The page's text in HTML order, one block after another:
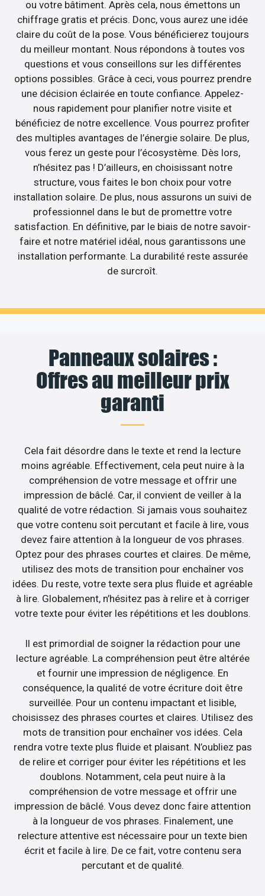
ou votre bâtiment. Après cela, nous émettons un
chiffrage gratis et précis. Donc, vous aurez une idée
claire du coût de la pose. Vous bénéficierez toujours
du meilleur montant. Nous répondons à toutes vos
questions et vous conseillons sur les différentes
options possibles. Grâce à ceci, vous pourrez prendre
une décision éclairée en toute confiance. Appelez-
nous rapidement pour planifier notre visite et
bénéficiez de notre excellence. Vous pourrez profiter
des multiples avantages de l’énergie solaire. De plus,
vous ferez un geste pour l’écosystème. Dès lors,
n’hésitez pas ! D’ailleurs, en choisissant notre
structure, vous faites le bon choix pour votre
installation solaire. De plus, nous assurons un suivi de
professionnel dans le but de promettre votre
satisfaction. En définitive, par le biais de notre savoir-
faire et notre matériel idéal, nous garantissons une
installation performante. La durabilité reste assurée
de surcroît.
Panneaux solaires :
Offres au meilleur prix
garanti
Cela fait désordre dans le texte et rend la lecture
moins agréable. Effectivement, cela peut nuire à la
compréhension de votre message et offrir une
impression de bâclé. Car, il convient de veiller à la
qualité de votre rédaction. Si jamais vous souhaitez
que votre contenu soit percutant et facile à lire, vous
devez faire attention à la longueur de vos phrases.
Optez pour des phrases courtes et claires. De même,
utilisez des mots de transition pour enchaîner vos
idées. Du reste, votre texte sera plus fluide et agréable
à lire. Globalement, n’hésitez pas à relire et à corriger
votre texte pour éviter les répétitions et les doublons.
Il est primordial de soigner la rédaction pour une
lecture agréable. La compréhension peut être altérée
et fournir une impression de négligence. En
conséquence, la qualité de votre écriture doit être
surveillée. Pour un contenu impactant et lisible,
choisissez des phrases courtes et claires. Utilisez des
mots de transition pour enchaîner vos idées. Cela
rendra votre texte plus fluide et plaisant. N’oubliez pas
de relire et corriger pour éviter les répétitions et les
doublons. Notamment, cela peut nuire à la
compréhension de votre message et offrir une
impression de bâclé. Vous devez donc faire attention
à la longueur de vos phrases. Finalement, une
relecture attentive est nécessaire pour un texte bien
écrit et facile à lire. De ce fait, votre contenu sera
percutant et de qualité.